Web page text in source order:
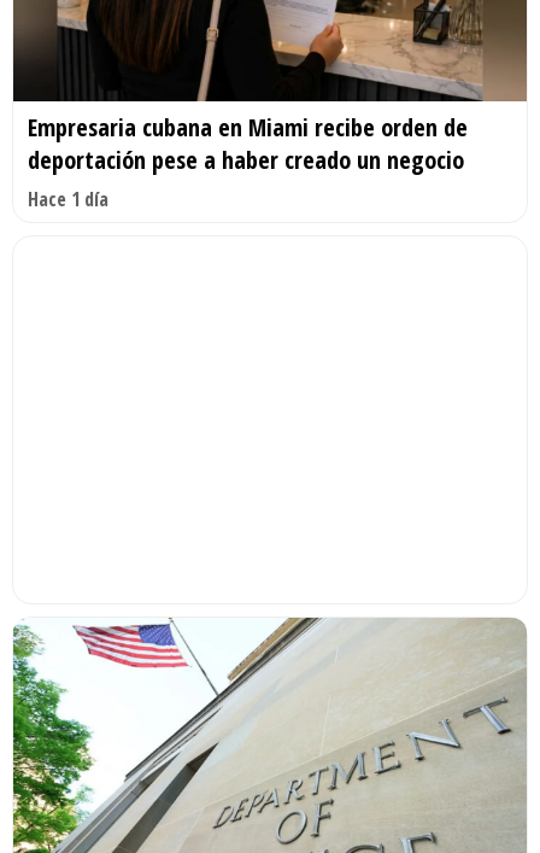
Empresaria cubana en Miami recibe orden de
deportación pese a haber creado un negocio
Hace 1 día